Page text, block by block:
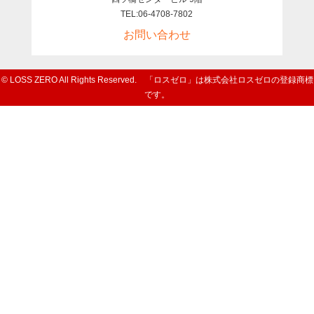
TEL:06-4708-7802
お問い合わせ
© LOSS ZERO All Rights Reserved. 「ロスゼロ」は株式会社ロスゼロの登録商標
です。